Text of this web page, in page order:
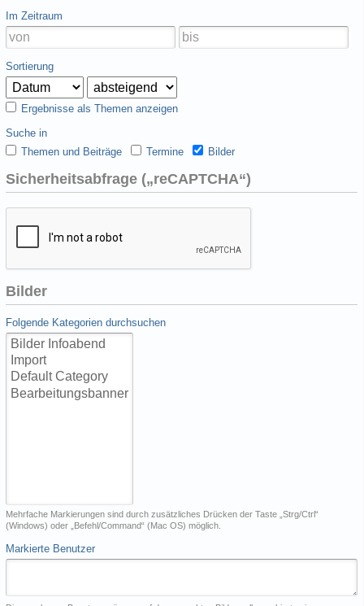
Im Zeitraum
Sortierung
Ergebnisse als Themen anzeigen
Suche in
Themen und Beiträge
Termine Bilder
Sicherheitsabfrage („reCAPTCHA“)
Bilder
Folgende Kategorien durchsuchen
Mehrfache Markierungen sind durch zusätzliches Drücken der Taste „Strg/Ctrl“
(Windows) oder „Befehl/Command“ (Mac OS) möglich.
Markierte Benutzer